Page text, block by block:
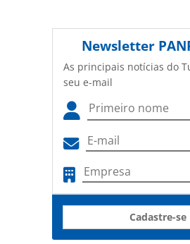
Newsletter
As principais notícias do
seu e-mail
Cadastre-se